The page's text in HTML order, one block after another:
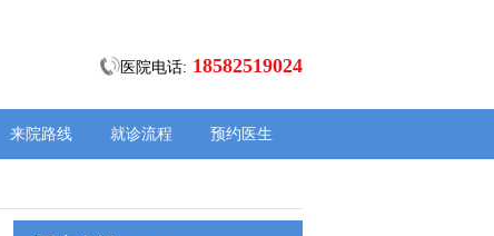
医院电话: 18582519024
来院路线 就诊流程 预约医生